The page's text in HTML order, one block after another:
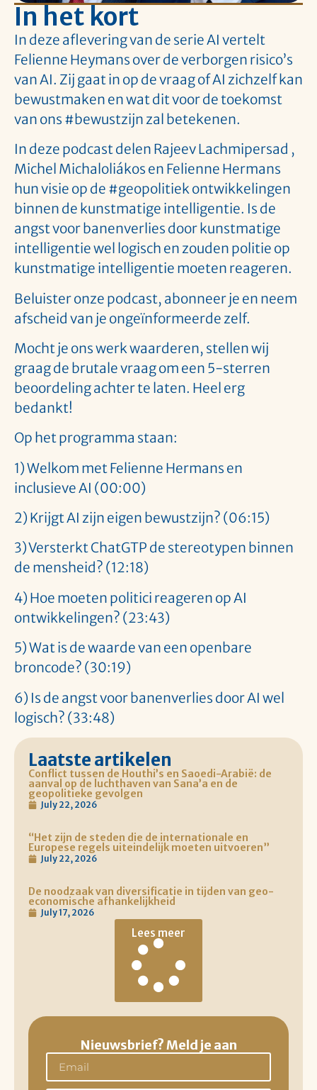
In het kort
In deze aflevering van de serie AI vertelt
Felienne Heymans over de verborgen risico’s
van AI. Zij gaat in op de vraag of AI zichzelf kan
bewustmaken en wat dit voor de toekomst
van ons #bewustzijn zal betekenen.
In deze podcast delen Rajeev Lachmipersad ,
Michel Michaloliákos en Felienne Hermans
hun visie op de #geopolitiek ontwikkelingen
binnen de kunstmatige intelligentie. Is de
angst voor banenverlies door kunstmatige
intelligentie wel logisch en zouden politie op
kunstmatige intelligentie moeten reageren.
Beluister onze podcast, abonneer je en neem
afscheid van je ongeïnformeerde zelf.
Mocht je ons werk waarderen, stellen wij
graag de brutale vraag om een 5-sterren
beoordeling achter te laten. Heel erg
bedankt!
Op het programma staan:
1) Welkom met Felienne Hermans en
inclusieve AI (00:00)
2) Krijgt AI zijn eigen bewustzijn? (06:15)
3) Versterkt ChatGTP de stereotypen binnen
de mensheid? (12:18)
4) Hoe moeten politici reageren op AI
ontwikkelingen? (23:43)
5) Wat is de waarde van een openbare
broncode? (30:19)
6) Is de angst voor banenverlies door AI wel
logisch? (33:48)
Laatste artikelen
Conflict tussen de Houthi’s en Saoedi-Arabië: de
aanval op de luchthaven van Sana’a en de
geopolitieke gevolgen
July 22, 2026
“Het zijn de steden die de internationale en
Europese regels uiteindelijk moeten uitvoeren”
July 22, 2026
De noodzaak van diversificatie in tijden van geo-
economische afhankelijkheid
July 17, 2026
Lees meer
Nieuwsbrief? Meld je aan